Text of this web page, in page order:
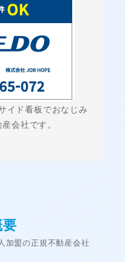
イド看板でおなじみ
会社です。
加盟の正規不動産会社